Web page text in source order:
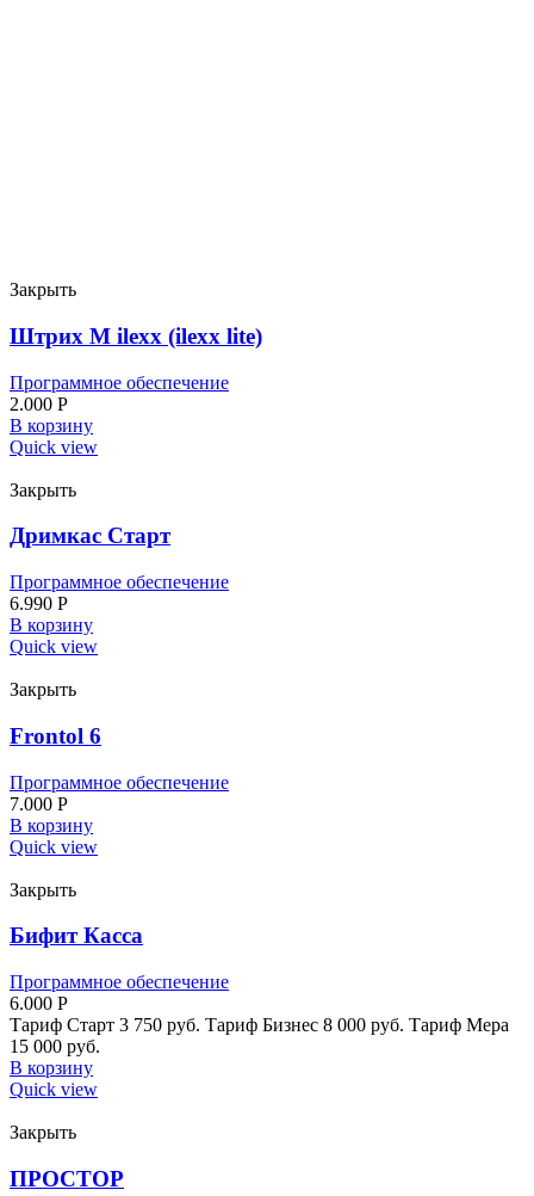
Закрыть
Штрих М ilexx (ilexx lite)
Программное обеспечение
2.000 Р
В корзину
Quick view
Закрыть
Дримкас Старт
Программное обеспечение
6.990 Р
В корзину
Quick view
Закрыть
Frontol 6
Программное обеспечение
7.000 Р
В корзину
Quick view
Закрыть
Бифит Касса
Программное обеспечение
6.000 Р
Тариф Старт 3 750 руб. Тариф Бизнес 8 000 руб. Тариф Мера
15 000 руб.
В корзину
Quick view
Закрыть
ПРОСТОР